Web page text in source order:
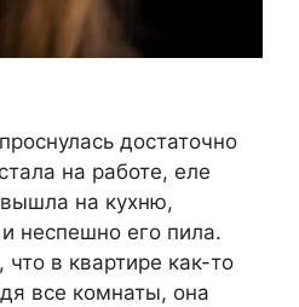
достаточно
на работе, еле
на кухню,
неспешно его пила.
в квартире как-то
все комнаты, она